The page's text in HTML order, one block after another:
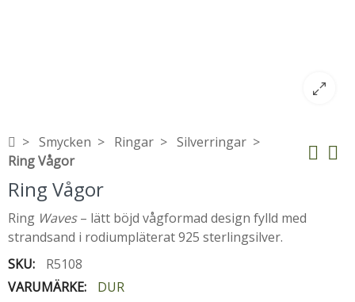
Smycken Ringar
Silverringar
Ring Vågor
Ring Vågor
Ring Waves– lätt böjd vågformad design fylld med
strandsand i rodiumpläterat 925 sterlingsilver.
SKU:
R5108
VARUMÄRKE:
DUR